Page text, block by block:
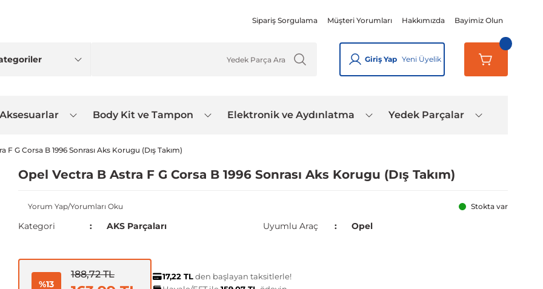
Sipariş Sorgulama Müşteri Yorumları Hakkımızda Bayimiz Olun
Giriş Yap Yeni Üyelik
Aksesuarlar Body Kit ve Tampon Elektronik ve Aydınlatma Yedek Parçalar
F G Corsa B 1996 Sonrası Aks Korugu (Dış Takım)
Opel Vectra B Astra F G Corsa B 1996 Sonrası Aks Korugu (Dış Takım)
Yorum Yap/Yorumları Oku Stokta var
Kategori AKS Parçaları Uyumlu Araç Opel
%13
188,72 TL 17,22 TLden başlayan taksitlerle!